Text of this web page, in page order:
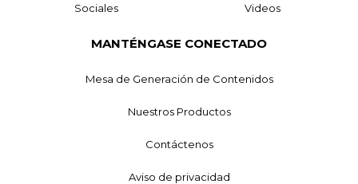
Sociales Videos
MANTÉNGASE CONECTADO
Mesa de Generación de Contenidos
Nuestros Productos
Contáctenos
Aviso de privacidad